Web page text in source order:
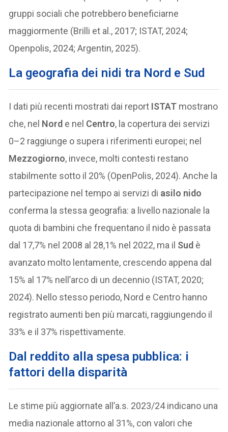
gruppi sociali che potrebbero beneficiarne
maggiormente (Brilli et al., 2017; ISTAT, 2024;
Openpolis, 2024; Argentin, 2025).
La geografia dei nidi tra Nord e Sud
I dati più recenti mostrati dai report ISTAT mostrano
che, nel Nord e nel Centro, la copertura dei servizi
0–2 raggiunge o supera i riferimenti europei; nel
Mezzogiorno, invece, molti contesti restano
stabilmente sotto il 20% (OpenPolis, 2024). Anche la
partecipazione nel tempo ai servizi di asilo nido
conferma la stessa geografia: a livello nazionale la
quota di bambini che frequentano il nido è passata
dal 17,7% nel 2008 al 28,1% nel 2022, ma il Sud è
avanzato molto lentamente, crescendo appena dal
15% al 17% nell’arco di un decennio (ISTAT, 2020;
2024). Nello stesso periodo, Nord e Centro hanno
registrato aumenti ben più marcati, raggiungendo il
33% e il 37% rispettivamente.
Dal reddito alla spesa pubblica: i
fattori della disparità
Le stime più aggiornate all’a.s. 2023/24 indicano una
media nazionale attorno al 31%, con valori che